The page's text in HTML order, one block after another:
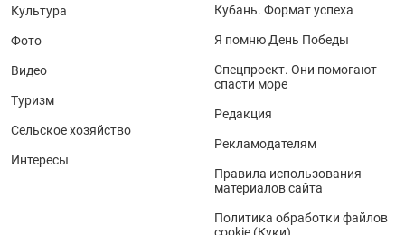
Культура
Фото
Видео
Туризм
Сельское хозяйство
Интересы
Кубань. Формат успеха
Я помню День Победы
Спецпроект. Они помогают
спасти море
Редакция
Рекламодателям
Правила использования
материалов сайта
Политика обработки файлов